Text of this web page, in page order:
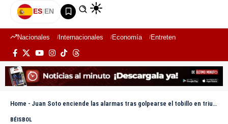
ES|EN
Nacionales Internacionales Economía Entretenimiento
Home - Juan Soto enciende las alarmas tras golpearse el tobillo en triunfo de los Mets
BÉISBOL